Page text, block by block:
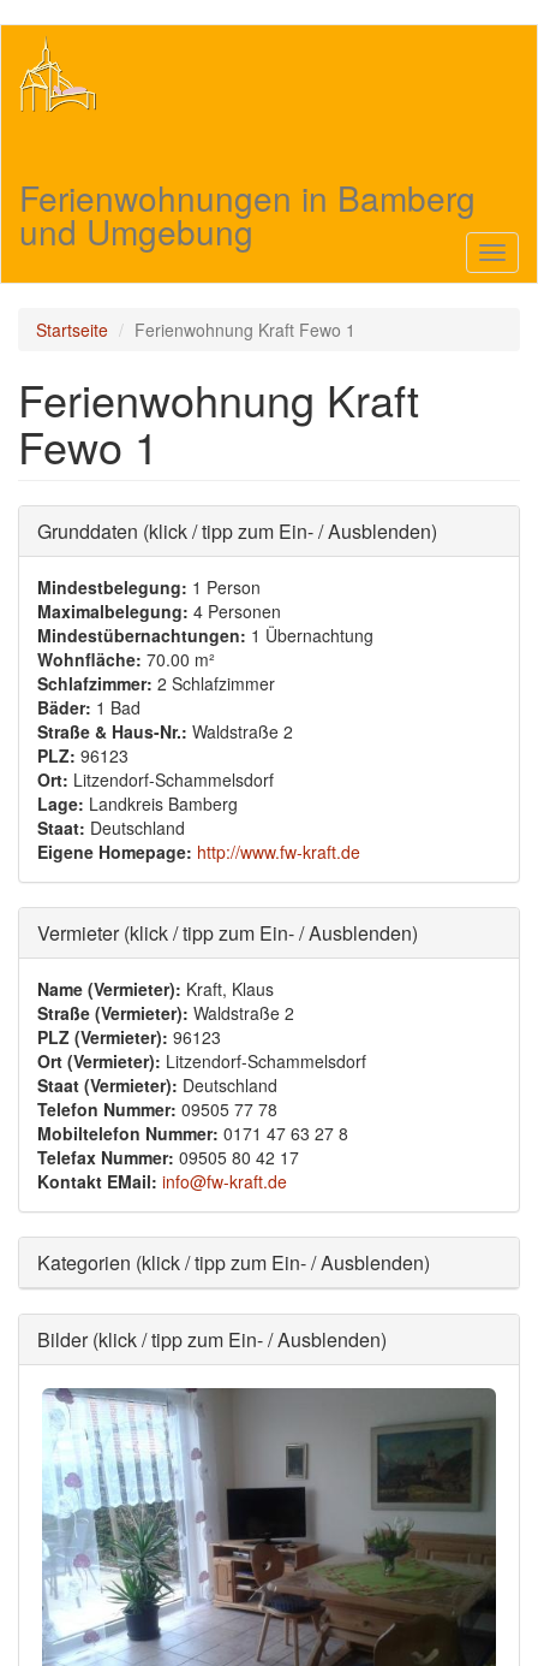
Inhalt
Ferienwohnungen in Bamberg
und Umgebung
Startseite Ferienwohnung Kraft Fewo 1
Ferienwohnung Kraft
Fewo 1
Ausblenden
Grunddaten (klick / tipp zum Ein- / Ausblenden)
Mindestbelegung: 1 Person
Maximalbelegung: 4 Personen
Mindestübernachtungen: 1 Übernachtung
Wohnfläche: 70.00 m²
Schlafzimmer: 2 Schlafzimmer
Bäder: 1 Bad
Straße & Haus-Nr.: Waldstraße 2
PLZ: 96123
Ort: Litzendorf-Schammelsdorf
Lage: Landkreis Bamberg
Staat: Deutschland
Eigene Homepage: http://www.fw-kraft.de
Ausblenden
Vermieter (klick / tipp zum Ein- / Ausblenden)
Name (Vermieter): Kraft, Klaus
Straße (Vermieter): Waldstraße 2
PLZ (Vermieter): 96123
Ort (Vermieter): Litzendorf-Schammelsdorf
Staat (Vermieter): Deutschland
Telefon Nummer: 09505 77 78
Mobiltelefon Nummer: 0171 47 63 27 8
Telefax Nummer: 09505 80 42 17
Kontakt EMail: info@fw-kraft.de
Ausblenden
Kategorien (klick / tipp zum Ein- / Ausblenden)
Ausblenden
Bilder (klick / tipp zum Ein- / Ausblenden)